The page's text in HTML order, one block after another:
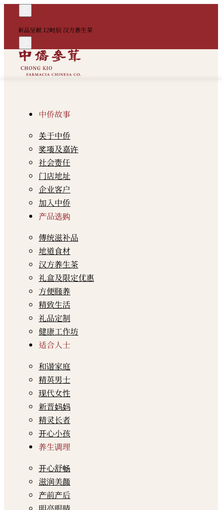
新品呈献 12时辰 汉方养生茶
中侨故事
关于中侨
奖项及嘉许
社会责任
门店地址
企业客户
加入中侨
产品选购
傳统滋补品
地道食材
汉方养生茶
礼盒及限定优惠
方便颐养
精致生活
礼品定制
健康工作坊
适合人士
和谐家庭
精英男士
现代女性
新晋妈妈
精灵长者
开心小孩
养生调理
开心舒畅
滋润美颜
产前产后